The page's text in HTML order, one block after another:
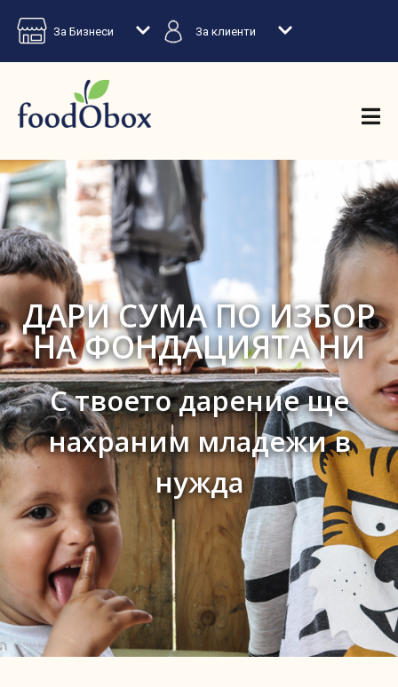
За Бизнеси За клиенти
ДАРИ СУМА ПО ИЗБОР
НА ФОНДАЦИЯТА НИ
С твоето дарение ще
нахраним младежи в
нужда